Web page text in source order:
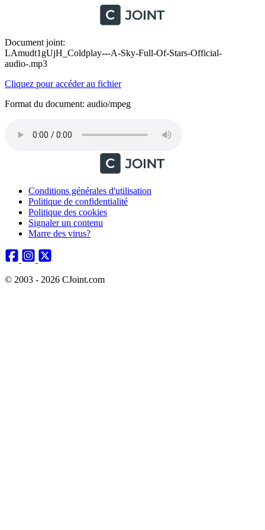
Document joint:
LAmudt1gUjH_Coldplay---A-Sky-Full-Of-Stars-Official-
audio-.mp3
Cliquez pour accéder au fichier
Format du document: audio/mpeg
Conditions générales d'utilisation
Politique de confidentialité
Politique des cookies
Signaler un contenu
Marre des virus?
© 2003 - 2026 CJoint.com